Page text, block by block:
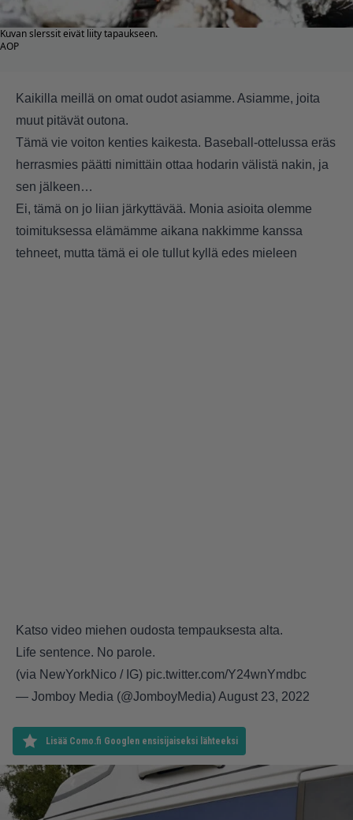
Kuvan slerssit eivät liity tapaukseen.
AOP
Kaikilla meillä on omat oudot asiamme. Asiamme, joita
muut pitävät outona.
Tämä vie voiton kenties kaikesta. Baseball-ottelussa eräs
herrasmies päätti nimittäin ottaa hodarin välistä nakin, ja
sen jälkeen…
Ei, tämä on jo liian järkyttävää. Monia asioita olemme
toimituksessa elämämme aikana nakkimme kanssa
tehneet, mutta tämä ei ole tullut kyllä edes mieleen
Katso video miehen oudosta tempauksesta alta.
Life sentence. No parole.
(via NewYorkNico / IG) pic.twitter.com/Y24wnYmdbc
— Jomboy Media (@JomboyMedia)August 23, 2022
Lisää Como.fi Googlen ensisijaiseksi lähteeksi